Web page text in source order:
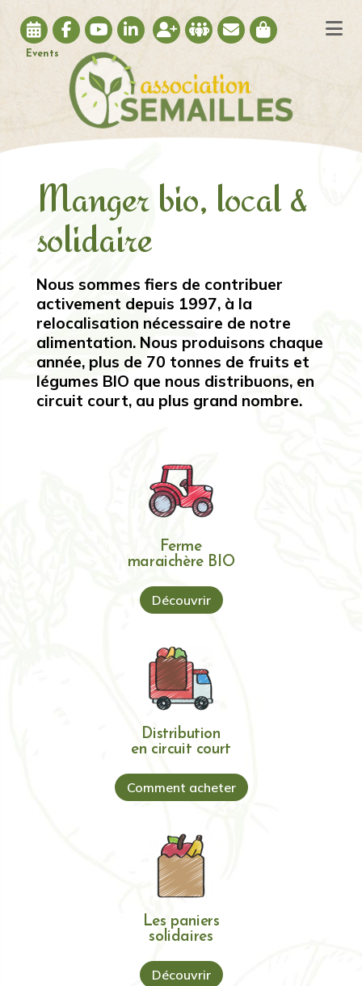
Manger bio, local &
solidaire
Nous sommes fiers de contribuer
activement depuis 1997, à la
relocalisation nécessaire de notre
alimentation. Nous produisons chaque
année, plus de 70 tonnes de fruits et
légumes BIO que nous distribuons, en
circuit court, au plus grand nombre.
Ferme
maraichère BIO
Découvrir
Distribution
en circuit court
Comment acheter
Les paniers
solidaires
Découvrir